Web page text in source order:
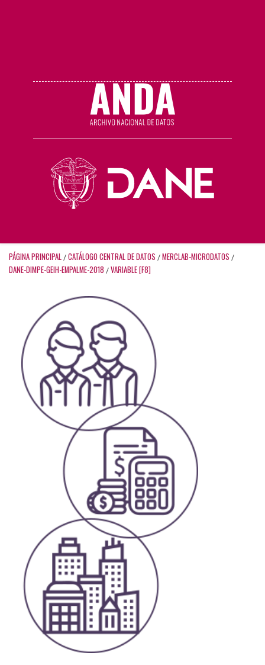
PÁGINA PRINCIPAL / CATÁLOGO CENTRAL DE DATOS / MERCLAB-MICRODATOS /
DANE-DIMPE-GEIH-EMPALME-2018 / VARIABLE [F8]